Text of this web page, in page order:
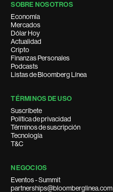
SOBRE NOSOTROS
Economía
Mercados
Dólar Hoy
Actualidad
Cripto
Finanzas Personales
Podcasts
Listas de Bloomberg Línea
TÉRMINOS DE USO
Suscríbete
Política de privacidad
Términos de suscripción
Tecnología
T&C
NEGOCIOS
Eventos - Summit
partnerships@bloomberglinea.com